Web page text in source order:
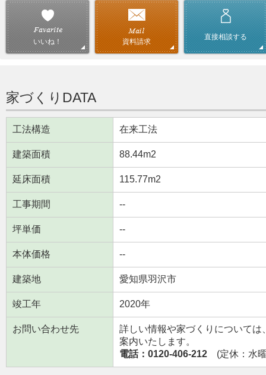
いいね！ 資料請求
直接相談する
家づくりDATA
工法構造 在来工法
建築面積 88.44m2
延床面積 115.77m2
工事期間 --
坪単価 --
本体価格 --
建築地 愛知県羽沢市
竣工年 2020年
お問い合わせ先
詳しい情報や家づくりについて
案内いたします。
電話：0120-406-212 (定休：水